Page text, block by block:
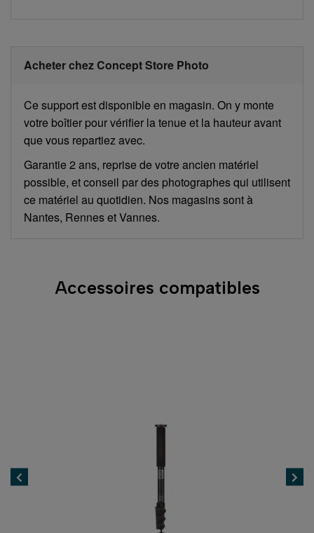
Acheter chez Concept Store Photo
Ce support est disponible en magasin. On y monte
votre boîtier pour vérifier la tenue et la hauteur avant
que vous repartiez avec.
Garantie 2 ans, reprise de votre ancien matériel
possible, et conseil par des photographes qui utilisent
ce matériel au quotidien. Nos magasins sont à
Nantes, Rennes et Vannes.
Accessoires compatibles